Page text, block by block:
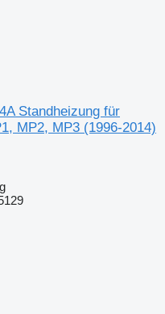
Standheizung für
MP2, MP3 (1996-2014)